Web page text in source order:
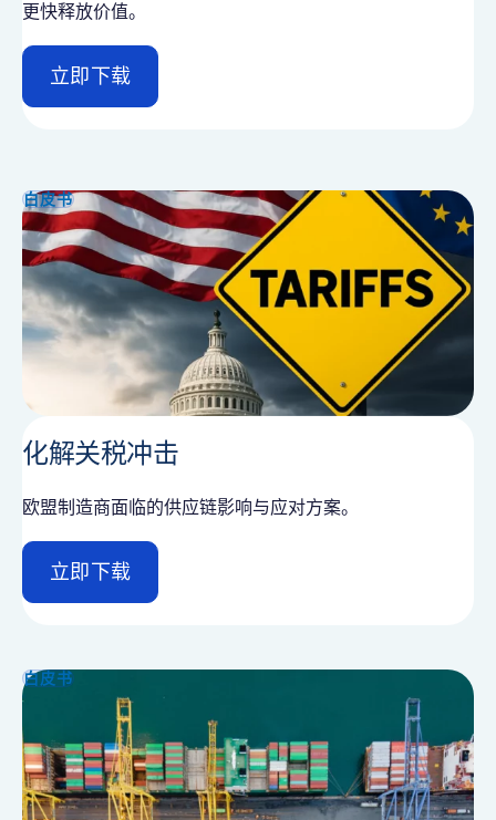
更快释放价值。
立即下载
d
e
l
白皮书
化解关税冲击
欧盟制造商面临的供应链影响与应对方案。
立即下载
d
e
i
白皮书